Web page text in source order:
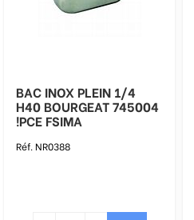
BAC INOX PLEIN 1/4
H40 BOURGEAT 745004
!PCE FSIMA
Réf. NR0388